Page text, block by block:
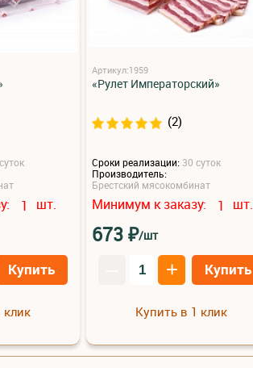
1 шт.
Купить
клик
Артикул:1959
«Рулет Императорский»
(2)
Сроки реализации: 30 суток
Производитель:
Брестский мясокомбинат
Минимум к заказу: 1 шт.
673₽/шт
+ Купить
Купить в 1 клик